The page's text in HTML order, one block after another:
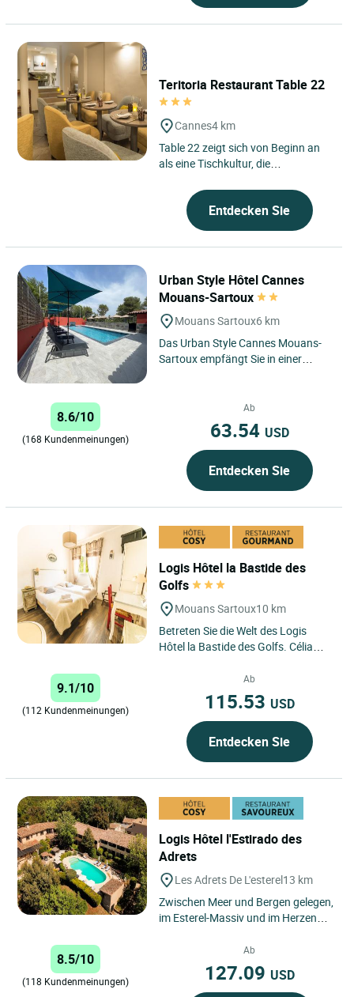
Teritoria Restaurant Table 22
Cannes4 km
Table 22 zeigt sich von Beginn an
als eine Tischkultur, die
Umgebung verbunden ist. Diese...
Entdecken Sie
Urban Style Hôtel Cannes
Mouans-Sartoux
Mouans Sartoux6 km
Das Urban Style Cannes Mouans-
Sartoux empfängt Sie in einer
8.6/10
(168 Kundenmeinungen)
Ab
63.54 USD
Entdecken Sie
Logis Hôtel la Bastide des
Golfs
Mouans Sartoux10 km
Betreten Sie die Welt des Logis
Hôtel la Bastide des Golfs. Célia
in einem Cocooning-Rahmen...
9.1/10
(112 Kundenmeinungen)
Ab
115.53 USD
Entdecken Sie
Logis Hôtel l'Estirado des
Adrets
Les Adrets De L'esterel13 km
Zwischen Meer und Bergen gelegen,
im Esterel-Massiv und im Herzen
d'Azur, die Ruhe eines...
8.5/10
(118 Kundenmeinungen)
Ab
127.09 USD